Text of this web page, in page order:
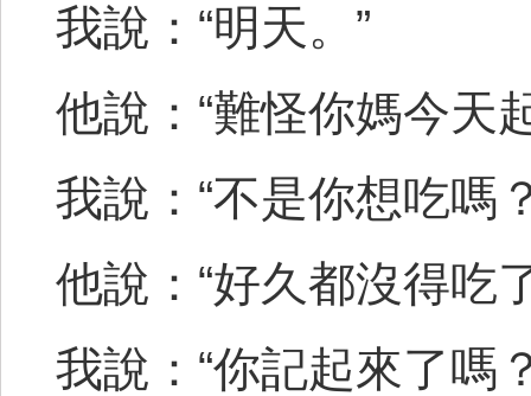
我說：“明天。”
他說：“難怪你媽今天
我說：“不是你想吃嗎
他說：“好久都沒得吃
我說：“你記起來了嗎